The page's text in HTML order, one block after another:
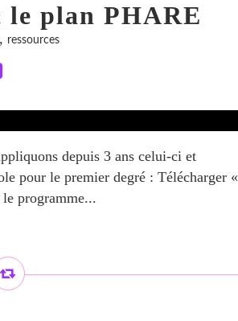
le plan PHARE
, ressources
depuis 3 ans celui-ci et
pour le premier degré : Télécharger «
programme...